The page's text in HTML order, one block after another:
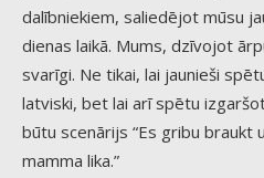
dalībniekiem, saliedējot mūsu
dienas laikā. Mums, dzīvojot
svarīgi. Ne tikai, lai jaunieši
latviski, bet lai arī spētu
būtu scenārijs “Es gribu braukt
mamma lika.”